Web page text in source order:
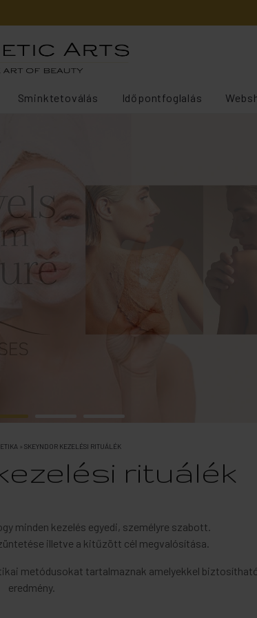
Sminktetoválás Időpontfoglalás
» SKEYNDOR KEZELÉSI RITUÁLÉK
rituálék
minden kezelés egyedi, személyre szabott.
illetve a kitűzött cél megvalósítása.
metódusokat tartalmaznak amelyekkel
eredmény.